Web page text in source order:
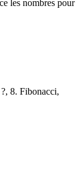
les nombres pour
8. Fibonacci,